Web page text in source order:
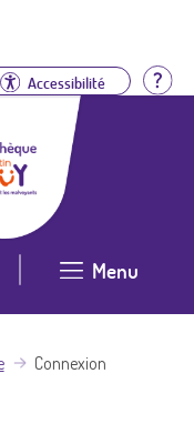
Accessibilité
Menu
Connexion